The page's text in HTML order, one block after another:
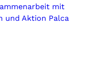
mit
und Aktion Palca